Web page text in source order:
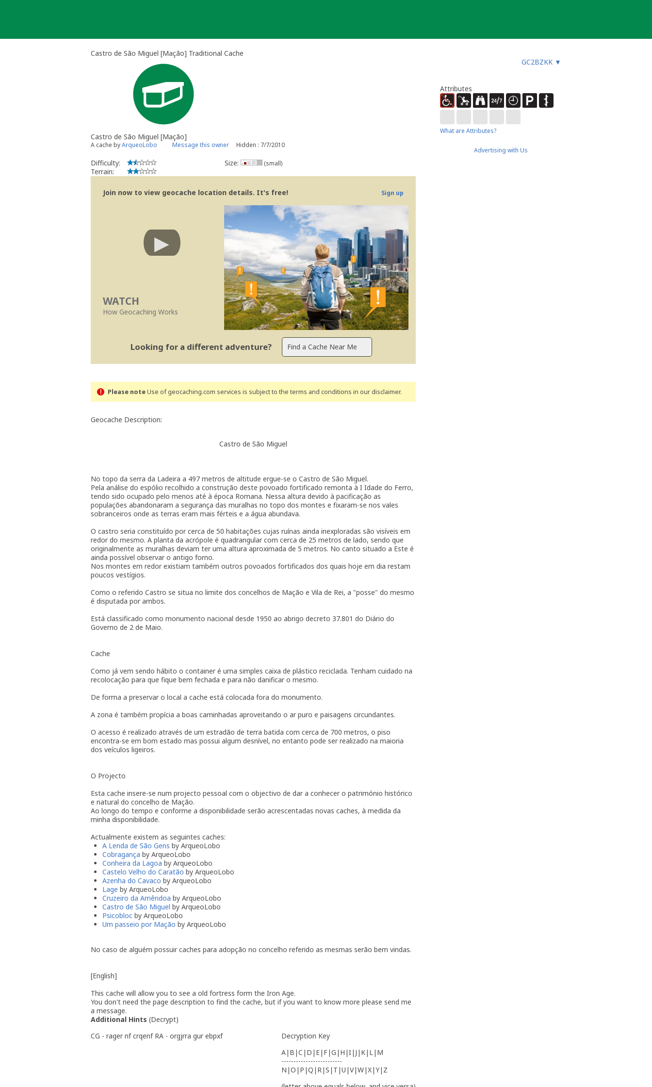
Castro de São Miguel [Mação] Traditional Cache
GC2BZKK ▼
Castro de São Miguel [Mação]
A cache byArqueoLobo Message this owner Hidden : 7/7/2010
Difficulty:
Terrain:
Size: (small)
Join now to view geocache location details. It's free! Sign up
WATCH
How Geocaching Works
Looking for a different adventure?
Please noteUse of geocaching.com services is subject to the terms and conditions in our disclaimer.
Geocache Description:
Castro de São Miguel
No topo da serra da Ladeira a 497 metros de altitude ergue-se o Castro de São Miguel.
Pela análise do espólio recolhido a construção deste povoado fortificado remonta à I Idade do Ferro,
tendo sido ocupado pelo menos até à época Romana. Nessa altura devido à pacificação as
populações abandonaram a segurança das muralhas no topo dos montes e fixaram-se nos vales
sobranceiros onde as terras eram mais férteis e a água abundava.
O castro seria constituído por cerca de 50 habitações cujas ruínas ainda inexploradas são visíveis em
redor do mesmo. A planta da acrópole é quadrangular com cerca de 25 metros de lado, sendo que
originalmente as muralhas deviam ter uma altura aproximada de 5 metros. No canto situado a Este é
ainda possível observar o antigo forno.
Nos montes em redor existiam também outros povoados fortificados dos quais hoje em dia restam
poucos vestígios.
Como o referido Castro se situa no limite dos concelhos de Mação e Vila de Rei, a "posse" do mesmo
é disputada por ambos.
Está classificado como monumento nacional desde 1950 ao abrigo decreto 37.801 do Diário do
Governo de 2 de Maio.
Cache
Como já vem sendo hábito o container é uma simples caixa de plástico reciclada. Tenham cuidado na
recolocação para que fique bem fechada e para não danificar o mesmo.
De forma a preservar o local a cache está colocada fora do monumento.
A zona é também propícia a boas caminhadas aproveitando o ar puro e paisagens circundantes.
O acesso é realizado através de um estradão de terra batida com cerca de 700 metros, o piso
encontra-se em bom estado mas possui algum desnível, no entanto pode ser realizado na maioria
dos veículos ligeiros.
O Projecto
Esta cache insere-se num projecto pessoal com o objectivo de dar a conhecer o património histórico
e natural do concelho de Mação.
Ao longo do tempo e conforme a disponibilidade serão acrescentadas novas caches, à medida da
minha disponibilidade.
Actualmente existem as seguintes caches:
A Lenda de São Gens by ArqueoLobo
Cobragança by ArqueoLobo
Conheira da Lagoa by ArqueoLobo
Castelo Velho do Caratão by ArqueoLobo
Azenha do Cavaco by ArqueoLobo
Lage by ArqueoLobo
Cruzeiro da Amêndoa by ArqueoLobo
Castro de São Miguel by ArqueoLobo
Psicobloc by ArqueoLobo
Um passeio por Mação by ArqueoLobo
No caso de alguém possuir caches para adopção no concelho referido as mesmas serão bem vindas.
[English]
This cache will allow you to see a old fortress form the Iron Age.
You don't need the page description to find the cache, but if you want to know more please send me
a message.
Additional Hints (Decrypt)
CG - rager nf crqenf RA - orgjrra gur ebpxf
Decryption Key
A|B|C|D|E|F|G|H|I|J|K|L|M
-------------------------
N|O|P|Q|R|S|T|U|V|W|X|Y|Z
Attributes
What are Attributes?
Advertising with Us